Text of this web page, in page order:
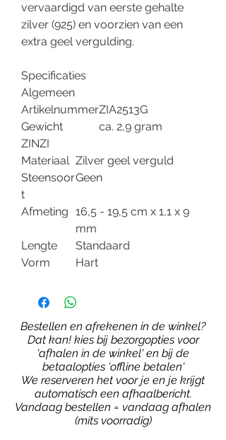
vervaardigd van eerste gehalte
zilver (925) en voorzien van een
extra geel vergulding.
Specificaties
Algemeen
ArtikelnummerZIA2513G
Gewicht
ca. 2,9 gram
ZINZI
Materiaal Zilver geel verguld
Steensoor
t
Geen
Afmeting 16,5 - 19,5 cm x 1,1 x 9
mm
Lengte
Standaard
Vorm
Hart
Bestellen en afrekenen in de winkel?
Dat kan! kies bij bezorgopties voor
'afhalen in de winkel' en bij de
betaalopties 'offline betalen'
We reserveren het voor je en je krijgt
automatisch een afhaalbericht.
Vandaag bestellen = vandaag afhalen
(mits voorradig)